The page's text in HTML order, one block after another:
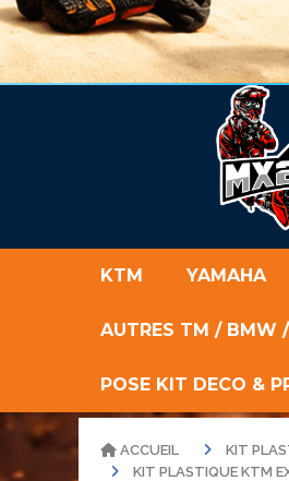
KTM YAMAHA
AUTRES TM / BMW
POSE KIT DECO &
ACCUEIL KIT
KIT PLASTIQUE KTM